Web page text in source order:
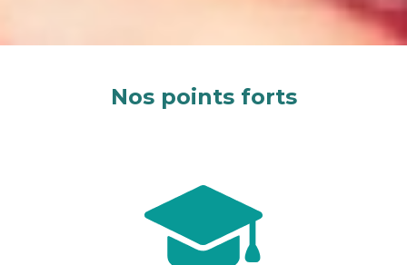
Nos points forts